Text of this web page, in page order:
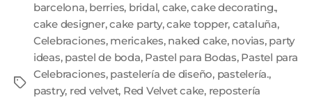
barcelona, berries, bridal, cake,cake decorating.,
cake designer,cake party,cake topper, cataluña,
Celebraciones, mericakes, naked cake, novias, party
ideas, pastel de boda, Pastel para Bodas, Pastel para
Celebraciones, pastelería de diseño, pastelería.,
pastry, red velvet, Red Velvet cake, repostería